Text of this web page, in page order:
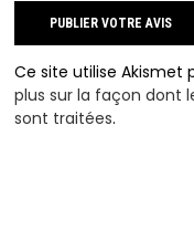
Ce site utilise Akismet
plus sur la façon dont
sont traitées.